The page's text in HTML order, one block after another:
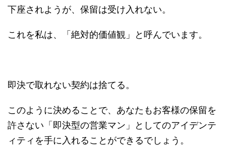
下座されようが、保留は受け入れない。
これを私は、「絶対的価値観」と呼んでいます。
即決で取れない契約は捨てる。
このように決めることで、あなたもお客様の保留を
許さない「即決型の営業マン」としてのアイデンテ
ィティを手に入れることができるでしょう。